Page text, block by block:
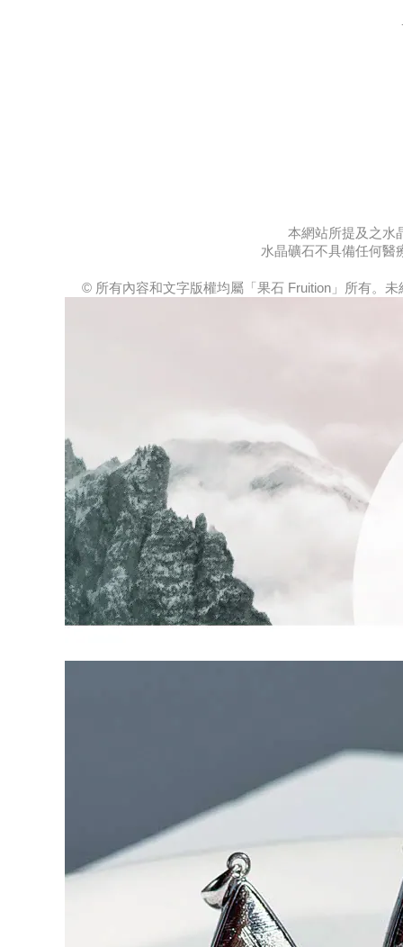
本網站所提及之水
水晶礦石不具備任何醫
© 所有內容和文字版權均屬「果石 Fruition」所有。